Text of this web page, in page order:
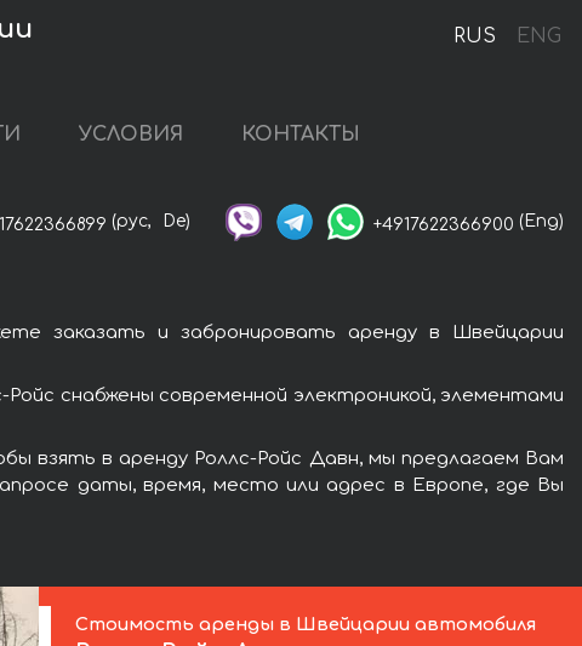
RUS ENG
УСЛОВИЯ КОНТАКТЫ
(рус, De) +4917622366900 (Eng)
заказать и забронировать аренду в Швейцарии
снабжены современной электроникой, элементами
взять в аренду Роллс-Ройс Давн, мы предлагаем Вам
даты, время, место или адрес в Европе, где Вы
Стоимость аренды в Швейцарии автомобиля